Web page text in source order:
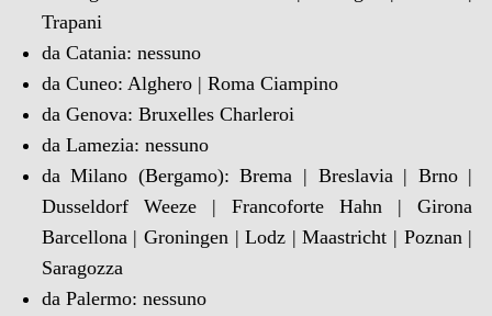
Trapani
da Catania: nessuno
da Cuneo: Alghero | Roma Ciampino
da Genova: Bruxelles Charleroi
da Lamezia: nessuno
da Milano (Bergamo): Brema | Breslavia | Brno |
Dusseldorf Weeze | Francoforte Hahn | Girona
Barcellona | Groningen | Lodz | Maastricht | Poznan |
Saragozza
da Palermo: nessuno